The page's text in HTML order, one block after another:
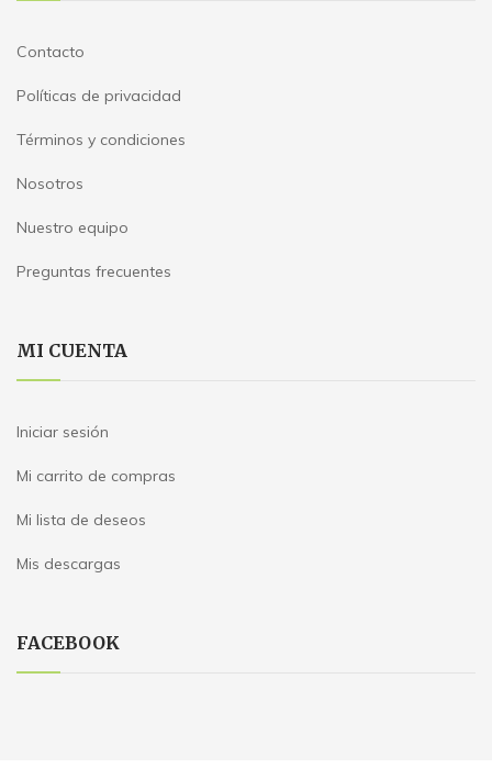
Contacto
Políticas de privacidad
Términos y condiciones
Nosotros
Nuestro equipo
Preguntas frecuentes
MI CUENTA
Iniciar sesión
Mi carrito de compras
Mi lista de deseos
Mis descargas
FACEBOOK